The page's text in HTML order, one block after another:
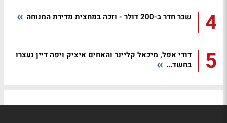
4 שכר חדר ב-200 דולר - וזכה במחצית מדירת המנוחה
5
דודי אפל, מיכאל קליינר והאחים איציק ויפה דיין נעצרו
בחשד...